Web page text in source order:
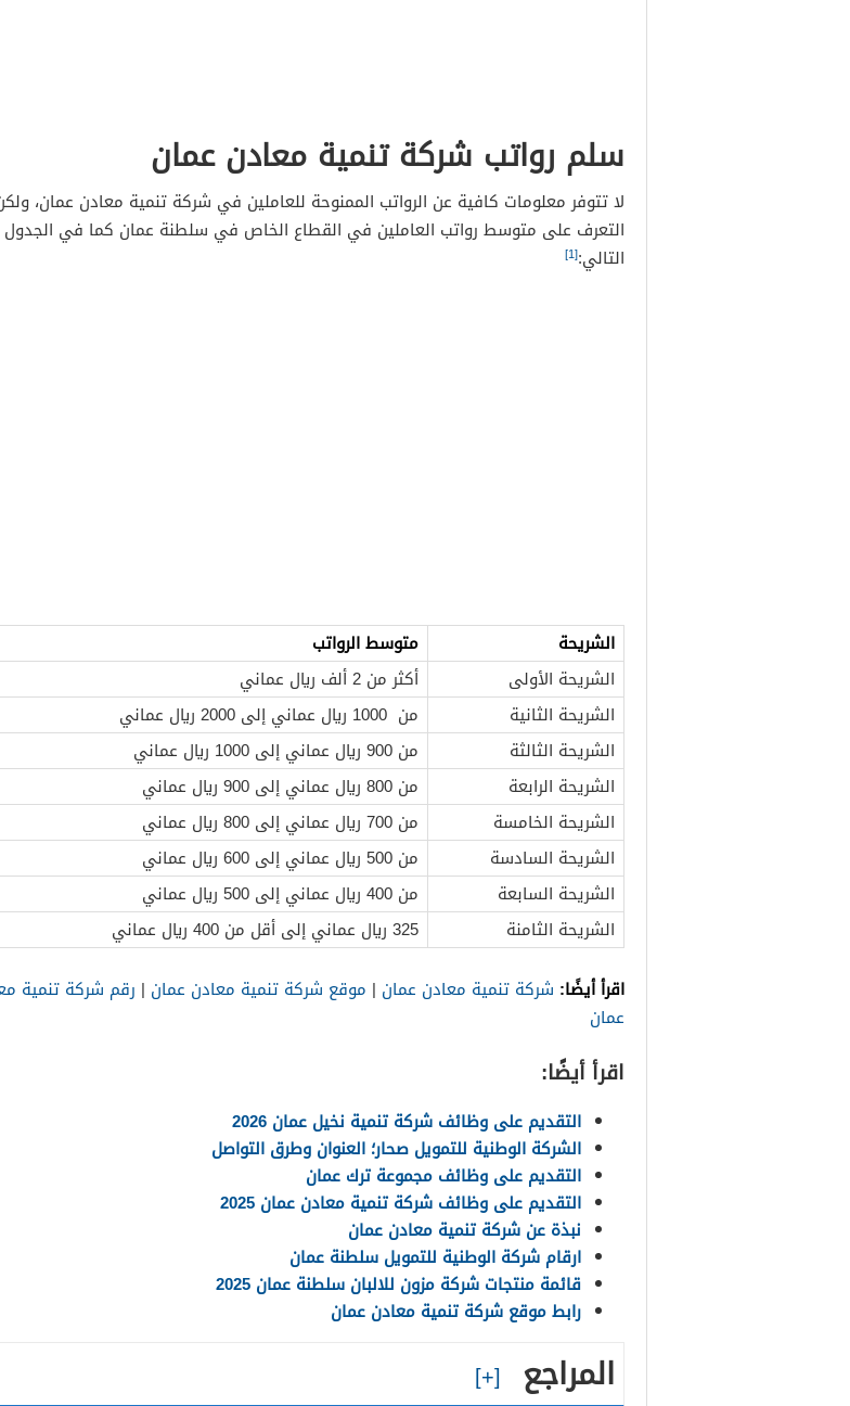
سلم رواتب شركة تنمية معادن عمان
لا تتوفر معلومات كافية عن الرواتب الممنوحة للعاملين في شركة تنمية معادن عمان،
التعرف على متوسط رواتب العاملين في القطاع الخاص في سلطنة عمان كما في الجدول
التالي:[1]
الشريحة
متوسط الرواتب
الشريحة الأولى
أكثر من 2 ألف ريال عماني
الشريحة الثانية
من 1000 ريال عماني إلى 2000 ريال عماني
الشريحة الثالثة
من 900 ريال عماني إلى 1000 ريال عماني
الشريحة الرابعة
من 800 ريال عماني إلى 900 ريال عماني
الشريحة الخامسة
من 700 ريال عماني إلى 800 ريال عماني
الشريحة السادسة
من 500 ريال عماني إلى 600 ريال عماني
الشريحة السابعة
من 400 ريال عماني إلى 500 ريال عماني
الشريحة الثامنة
325 ريال عماني إلى أقل من 400 ريال عماني
اقرأ أيضًا: شركة تنمية معادن عمان | موقع شركة تنمية معادن عمان | رقم شركة تنمية
عمان
اقرأ أيضًا:
التقديم على وظائف شركة تنمية نخيل عمان 2026
الشركة الوطنية للتمويل صحار؛ العنوان وطرق التواصل
التقديم على وظائف مجموعة ترك عمان
التقديم على وظائف شركة تنمية معادن عمان 2025
نبذة عن شركة تنمية معادن عمان
ارقام شركة الوطنية للتمويل سلطنة عمان
قائمة منتجات شركة مزون للالبان سلطنة عمان 2025
رابط موقع شركة تنمية معادن عمان
المراجع